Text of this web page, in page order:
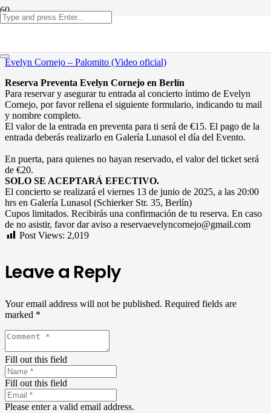
Evelyn Cornejo – Palomito (Video oficial)
Reserva Preventa Evelyn Cornejo en Berlín
Para reservar y asegurar tu entrada al concierto íntimo de Evelyn
Cornejo, por favor rellena el siguiente formulario, indicando tu mail
y nombre completo.
El valor de la entrada en preventa para ti será de €15. El pago de la
entrada deberás realizarlo en Galería Lunasol el día del Evento.
En puerta, para quienes no hayan reservado, el valor del ticket será
de €20.
SOLO SE ACEPTARÁ EFECTIVO.
El concierto se realizará el viernes 13 de junio de 2025, a las 20:00
hrs en Galería Lunasol (Schierker Str. 35, Berlín)
Cupos limitados. Recibirás una confirmación de tu reserva. En caso
de no asistir, favor dar aviso a reservaevelyncornejo@gmail.com
Post Views: 2,019
Leave a Reply
Your email address will not be published. Required fields are
marked *
Fill out this field
Fill out this field
Please enter a valid email address.